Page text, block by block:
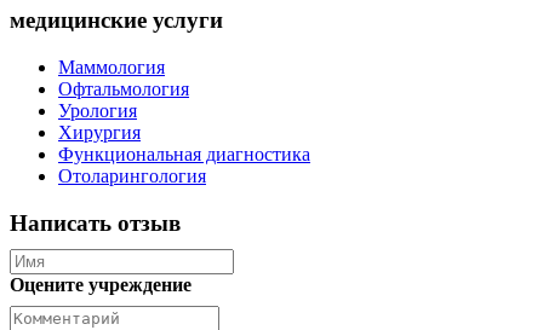
медицинские услуги
Маммология
Офтальмология
Урология
Хирургия
Функциональная диагностика
Отоларингология
Написать отзыв
Оцените учреждение